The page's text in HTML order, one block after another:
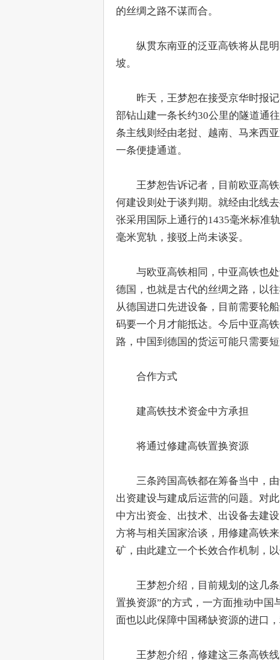
的丝绸之路不谋而合。
纵贯东南亚的泛亚高铁将从昆明
坡。
昨天，王梦恕在接受京华时报记
部钻山建一条长约30公里的隧道通
条主线则经由老挝、越南、马来西
一条便捷通道。
王梦恕告诉记者，目前欧亚高铁
何建设则处于谈判期。就经由北线
张采用国际上通行的1435毫米标准
毫米宽轨，接驳上尚未谈妥。
与欧亚高铁相同，中亚高铁也处
德国，也就是古代的丝绸之路，以
从德国进口先进设备，目前需要轮
码要一个月才能抵达。今后中亚高
路，中国到德国的货运可能只需要
合作方式
建高铁技术资金中方承担
将通过修建高铁置换资源
三条跨国高铁都在筹备当中，由
出资建设与建成后运营的问题。对
中方出资金、出技术、出设备去建
方将与相关国家洽谈，用修建高铁
矿，由此建立一个长效合作机制，
王梦恕介绍，目前规划的这几条
置换资源”的方式，一方面推动中
面也以此保障中国稀缺资源的进口
王梦恕介绍，修建这三条高铁线